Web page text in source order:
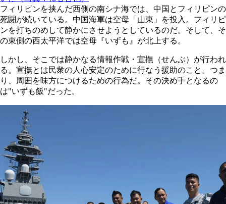
フィリピンを挟んだ西側の南シナ海では、中国とフィリピンの
死闘が続いている。中国海軍は空母「山東」を投入。フィリピ
ンを打ちのめして静かにさせようとしているのだ。そして、そ
の東側の西太平洋では空母『いずも』が北上する。
しかし、そこでは静かなる情報作戦・宣撫（せんぶ）が行われ
る。宣撫とは民衆の人心安定のために行なう援助のこと。つま
り、周囲を味方につけるための行為だ。その決め手となるの
は"いずも飯"だった。